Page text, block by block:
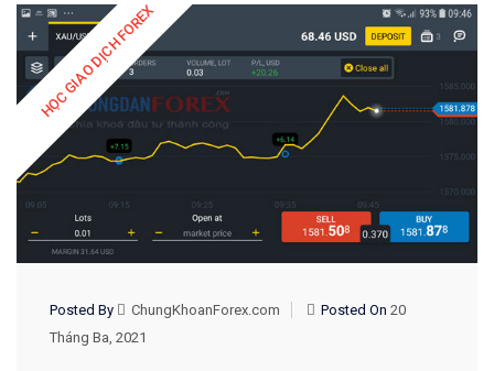
HỌC GIAO DỊCH FOREX
Posted By ChungKhoanForex.com Posted On 20
Tháng Ba, 2021